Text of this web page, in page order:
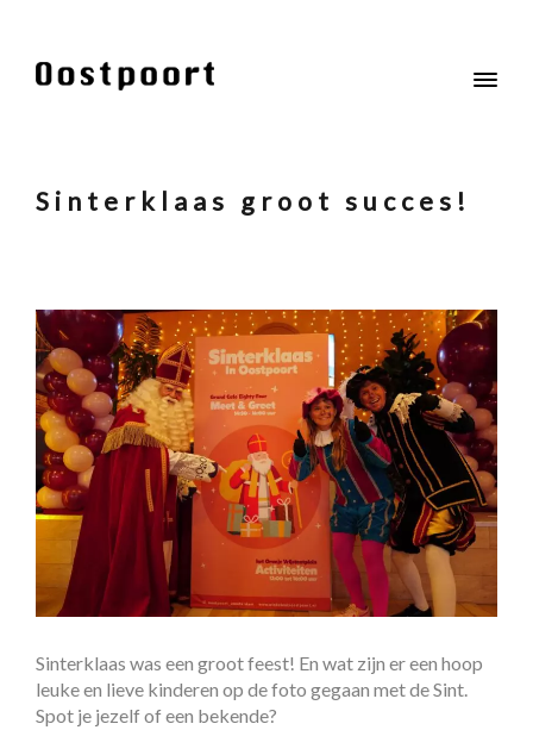
Sinterklaas groot succes!
Sinterklaas was een groot feest! En wat zijn er een hoop
leuke en lieve kinderen op de foto gegaan met de Sint.
Spot je jezelf of een bekende?